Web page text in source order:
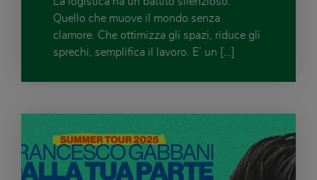
Quello che muove il mondo senza
clamore. Che ottimizza gli spazi, riduce gli
sprechi, semplifica il lavoro. E’ un […]